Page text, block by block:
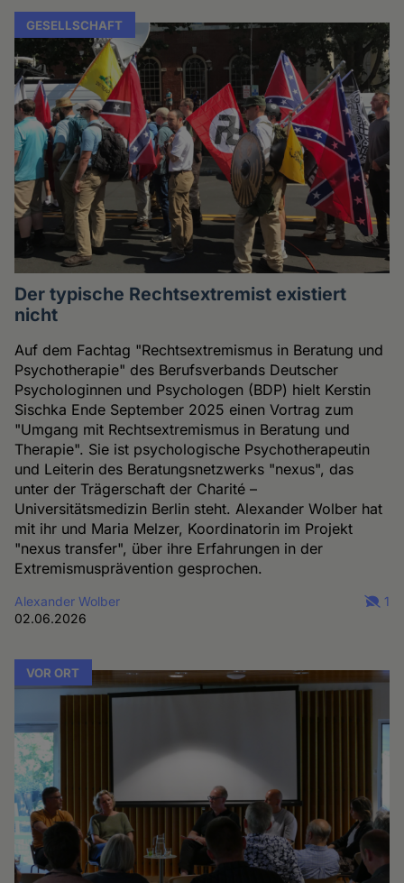
GESELLSCHAFT
Der typische Rechtsextremist existiert
nicht
Auf dem Fachtag "Rechtsextremismus in Beratung und
Psychotherapie" des Berufsverbands Deutscher
Psychologinnen und Psychologen (BDP) hielt Kerstin
Sischka Ende September 2025 einen Vortrag zum
"Umgang mit Rechtsextremismus in Beratung und
Therapie". Sie ist psychologische Psychotherapeutin
und Leiterin des Beratungsnetzwerks "nexus", das
unter der Trägerschaft der Charité –
Universitätsmedizin Berlin steht. Alexander Wolber hat
mit ihr und Maria Melzer, Koordinatorin im Projekt
"nexus transfer", über ihre Erfahrungen in der
Extremismusprävention gesprochen.
Alexander Wolber
02.06.2026
1
VOR ORT